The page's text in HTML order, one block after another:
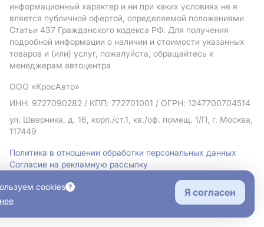
информационный характер и ни при каких условиях не я
вляется публичной офертой, определяемой положениями
Статьи 437 Гражданского кодекса РФ. Для получения
подробной информации о наличии и стоимости указанных
товаров и (или) услуг, пожалуйста, обращайтесь к
менеджерам автоцентра
ООО «КросАвто»
ИНН: 9727090282 / КПП: 772701001 / ОГРН: 1247700704514
ул. Шверника, д. 16, корп./ст.1, кв./оф. помещ. 1/П, г. Москва,
117449
Политика в отношении обработки персональных данных
Согласие на рекламную рассылку
cookies
Я согласен